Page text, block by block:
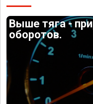
Выше тяга -
оборотов.